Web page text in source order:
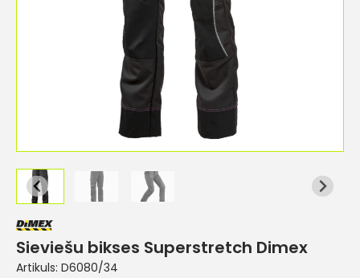
Sieviešu bikses Superstretch Dimex
Artikuls: D6080/34